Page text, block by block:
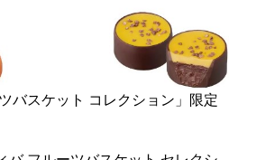
バスケット コレクション」限定